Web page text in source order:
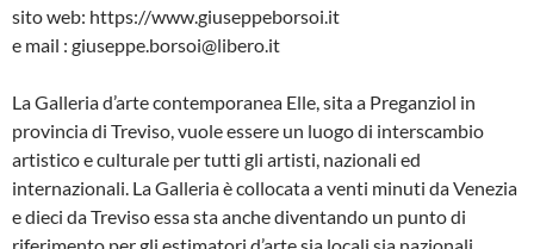
sito web: https://www.giuseppeborsoi.it
e mail : giuseppe.borsoi@libero.it
La Galleria d’arte contemporanea Elle, sita a Preganziol in
provincia di Treviso, vuole essere un luogo di interscambio
artistico e culturale per tutti gli artisti, nazionali ed
internazionali. La Galleria è collocata a venti minuti da Venezia
e dieci da Treviso essa sta anche diventando un punto di
riferimento per gli estimatori d’arte sia locali sia nazionali.